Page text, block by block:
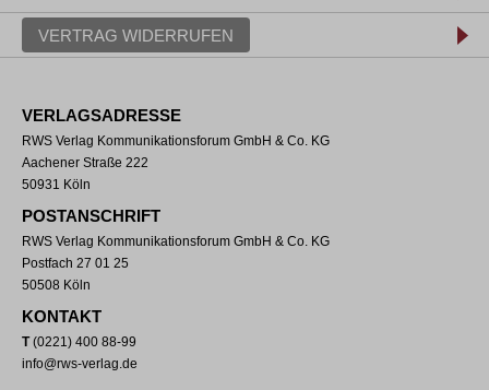
VERTRAG WIDERRUFEN
VERLAGSADRESSE
RWS Verlag Kommunikationsforum GmbH & Co. KG
Aachener Straße 222
50931 Köln
POSTANSCHRIFT
RWS Verlag Kommunikationsforum GmbH & Co. KG
Postfach 27 01 25
50508 Köln
KONTAKT
T(0221) 400 88-99
info@rws-verlag.de